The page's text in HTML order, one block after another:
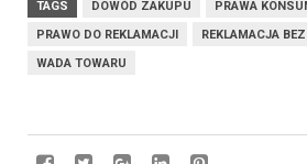
TAGS DOWÓD ZAKUPU
PRAWA
PRAWO DO REKLAMACJI
REKLAMACJA
WADA TOWARU